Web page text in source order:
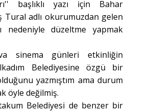
başlıklı yazı için Bahar
Tural adlı okurumuzdan gelen
nedeniyle düzeltme yapmak
sinema günleri etkinliğin
Belediyesine özgü bir
yazmıştım ama durum
öyle değilmiş.
Belediyesi de benzer bir